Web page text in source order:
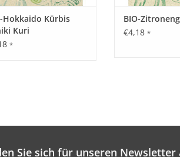
Hokkaido Kürbis
Kuri
*
BIO-
€4,18 *
Sie sich für unseren Newsletter